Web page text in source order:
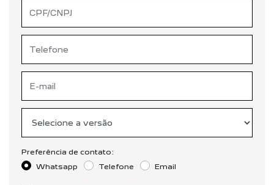
Preferência de contato:
Whatsapp
Telefone Email